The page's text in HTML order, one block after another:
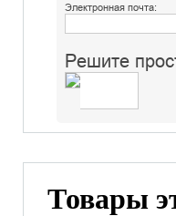
Электронная почта:
Решите
Товары